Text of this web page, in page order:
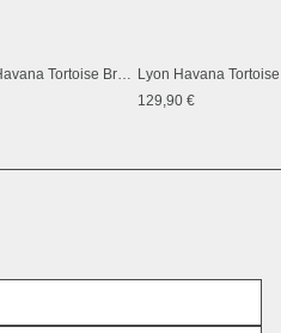
Nairobi Havana Tortoise Brown Lyon Havana
129,90 €